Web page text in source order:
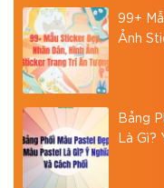
99+
Ảnh
Bảng
Là Gì?